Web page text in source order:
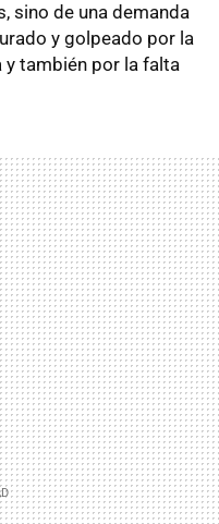
sino de una demanda
y golpeado por la
y también por la falta